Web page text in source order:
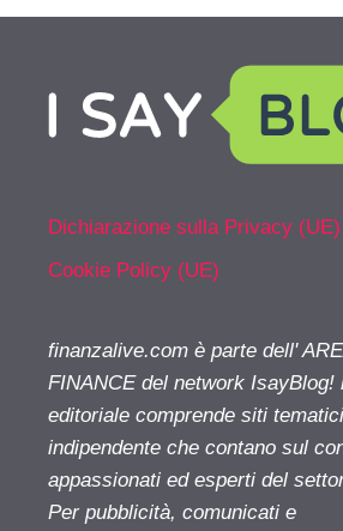
Dichiarazione sulla Privacy (UE)
Cookie Policy (UE)
finanzalive.com è parte dell'
FINANCE del network IsayBlog!
editoriale comprende siti
indipendente che contano sul
appassionati ed esperti del
Per pubblicità, comunicati e